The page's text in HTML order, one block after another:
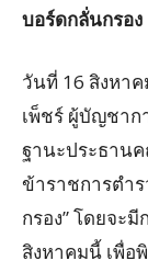
บอร์ดกลั่นกรอง
วันที่ 16 สิงหา
เพ็ชร์ ผู้บัญชาก
ฐานะประธาน
ข้าราชการตำร
กรอง” โดยจะ
สิงหาคมนี้ เพื่อ